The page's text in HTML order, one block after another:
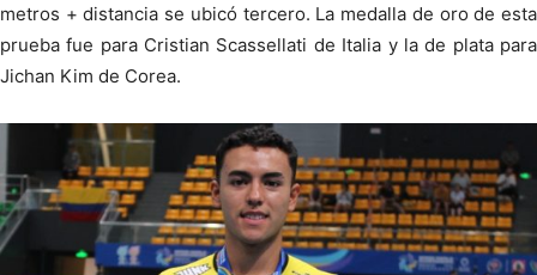
metros + distancia se ubicó tercero. La medalla de oro de esta
prueba fue para Cristian Scassellati de Italia y la de plata para
Jichan Kim de Corea.